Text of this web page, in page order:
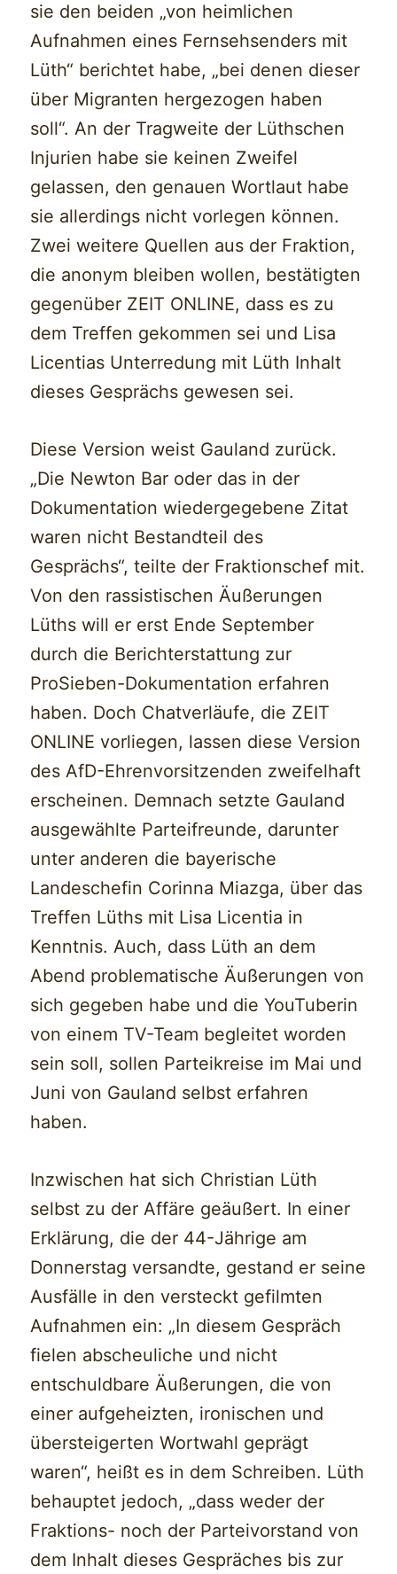
sie den beiden „von heimlichen
Aufnahmen eines Fernsehsenders mit
Lüth“ berichtet habe, „bei denen dieser
über Migranten hergezogen haben
soll“. An der Tragweite der Lüthschen
Injurien habe sie keinen Zweifel
gelassen, den genauen Wortlaut habe
sie allerdings nicht vorlegen können.
Zwei weitere Quellen aus der Fraktion,
die anonym bleiben wollen, bestätigten
gegenüber ZEIT ONLINE, dass es zu
dem Treffen gekommen sei und Lisa
Licentias Unterredung mit Lüth Inhalt
dieses Gesprächs gewesen sei.
Diese Version weist Gauland zurück.
„Die Newton Bar oder das in der
Dokumentation wiedergegebene Zitat
waren nicht Bestandteil des
Gesprächs“, teilte der Fraktionschef mit.
Von den rassistischen Äußerungen
Lüths will er erst Ende September
durch die Berichterstattung zur
ProSieben-Dokumentation erfahren
haben. Doch Chatverläufe, die ZEIT
ONLINE vorliegen, lassen diese Version
des AfD-Ehrenvorsitzenden zweifelhaft
erscheinen. Demnach setzte Gauland
ausgewählte Parteifreunde, darunter
unter anderen die bayerische
Landeschefin Corinna Miazga, über das
Treffen Lüths mit Lisa Licentia in
Kenntnis. Auch, dass Lüth an dem
Abend problematische Äußerungen von
sich gegeben habe und die YouTuberin
von einem TV-Team begleitet worden
sein soll, sollen Parteikreise im Mai und
Juni von Gauland selbst erfahren
haben.
Inzwischen hat sich Christian Lüth
selbst zu der Affäre geäußert. In einer
Erklärung, die der 44-Jährige am
Donnerstag versandte, gestand er seine
Ausfälle in den versteckt gefilmten
Aufnahmen ein: „In diesem Gespräch
fielen abscheuliche und nicht
entschuldbare Äußerungen, die von
einer aufgeheizten, ironischen und
übersteigerten Wortwahl geprägt
waren“, heißt es in dem Schreiben. Lüth
behauptet jedoch, „dass weder der
Fraktions- noch der Parteivorstand von
dem Inhalt dieses Gespräches bis zur